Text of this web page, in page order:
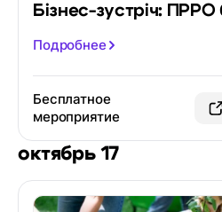
Бізнес-зустріч: ПРРО
Подробнее
Бесплатное
мероприятие
октябрь 17